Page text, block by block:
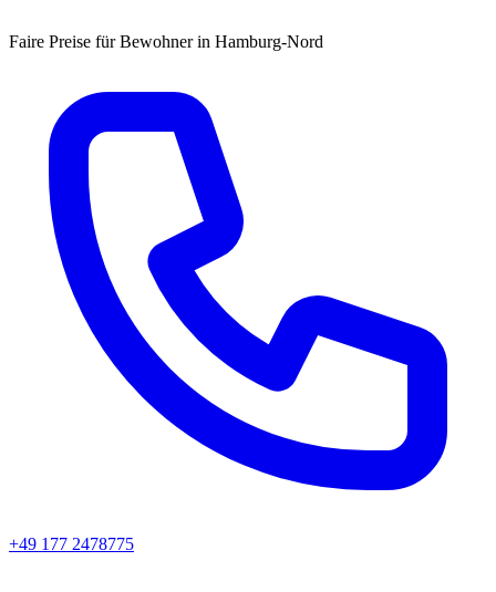
Faire Preise für Bewohner in Hamburg-Nord
+49 177 2478775